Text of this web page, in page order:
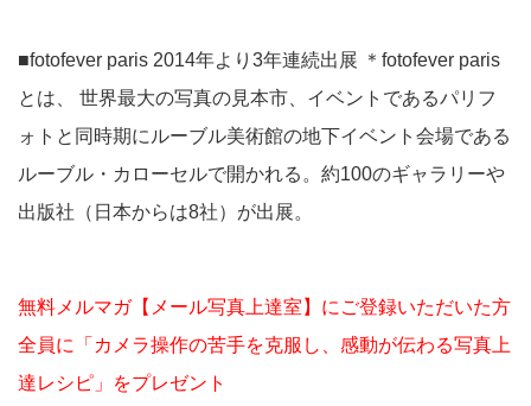
■fotofever paris 2014年より3年連続出展 ＊fotofever paris
とは、 世界最大の写真の見本市、イベントであるパリフ
ォトと同時期にルーブル美術館の地下イベント会場である
ルーブル・カローセルで開かれる。約100のギャラリーや
出版社（日本からは8社）が出展。
無料メルマガ【メール写真上達室】にご登録いただいた方
全員に「カメラ操作の苦手を克服し、感動が伝わる写真上
達レシピ」をプレゼント